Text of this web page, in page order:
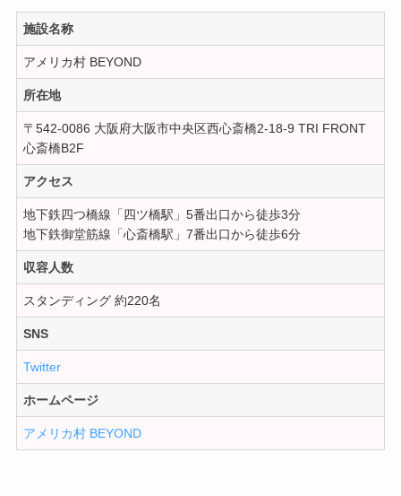
施設名称
アメリカ村 BEYOND
所在地
〒542-0086 大阪府大阪市中央区西心斎橋2-18-9 TRI FRONT
心斎橋B2F
アクセス
地下鉄四つ橋線「四ツ橋駅」5番出口から徒歩3分
地下鉄御堂筋線「心斎橋駅」7番出口から徒歩6分
収容人数
スタンディング 約220名
SNS
Twitter
ホームページ
アメリカ村 BEYOND